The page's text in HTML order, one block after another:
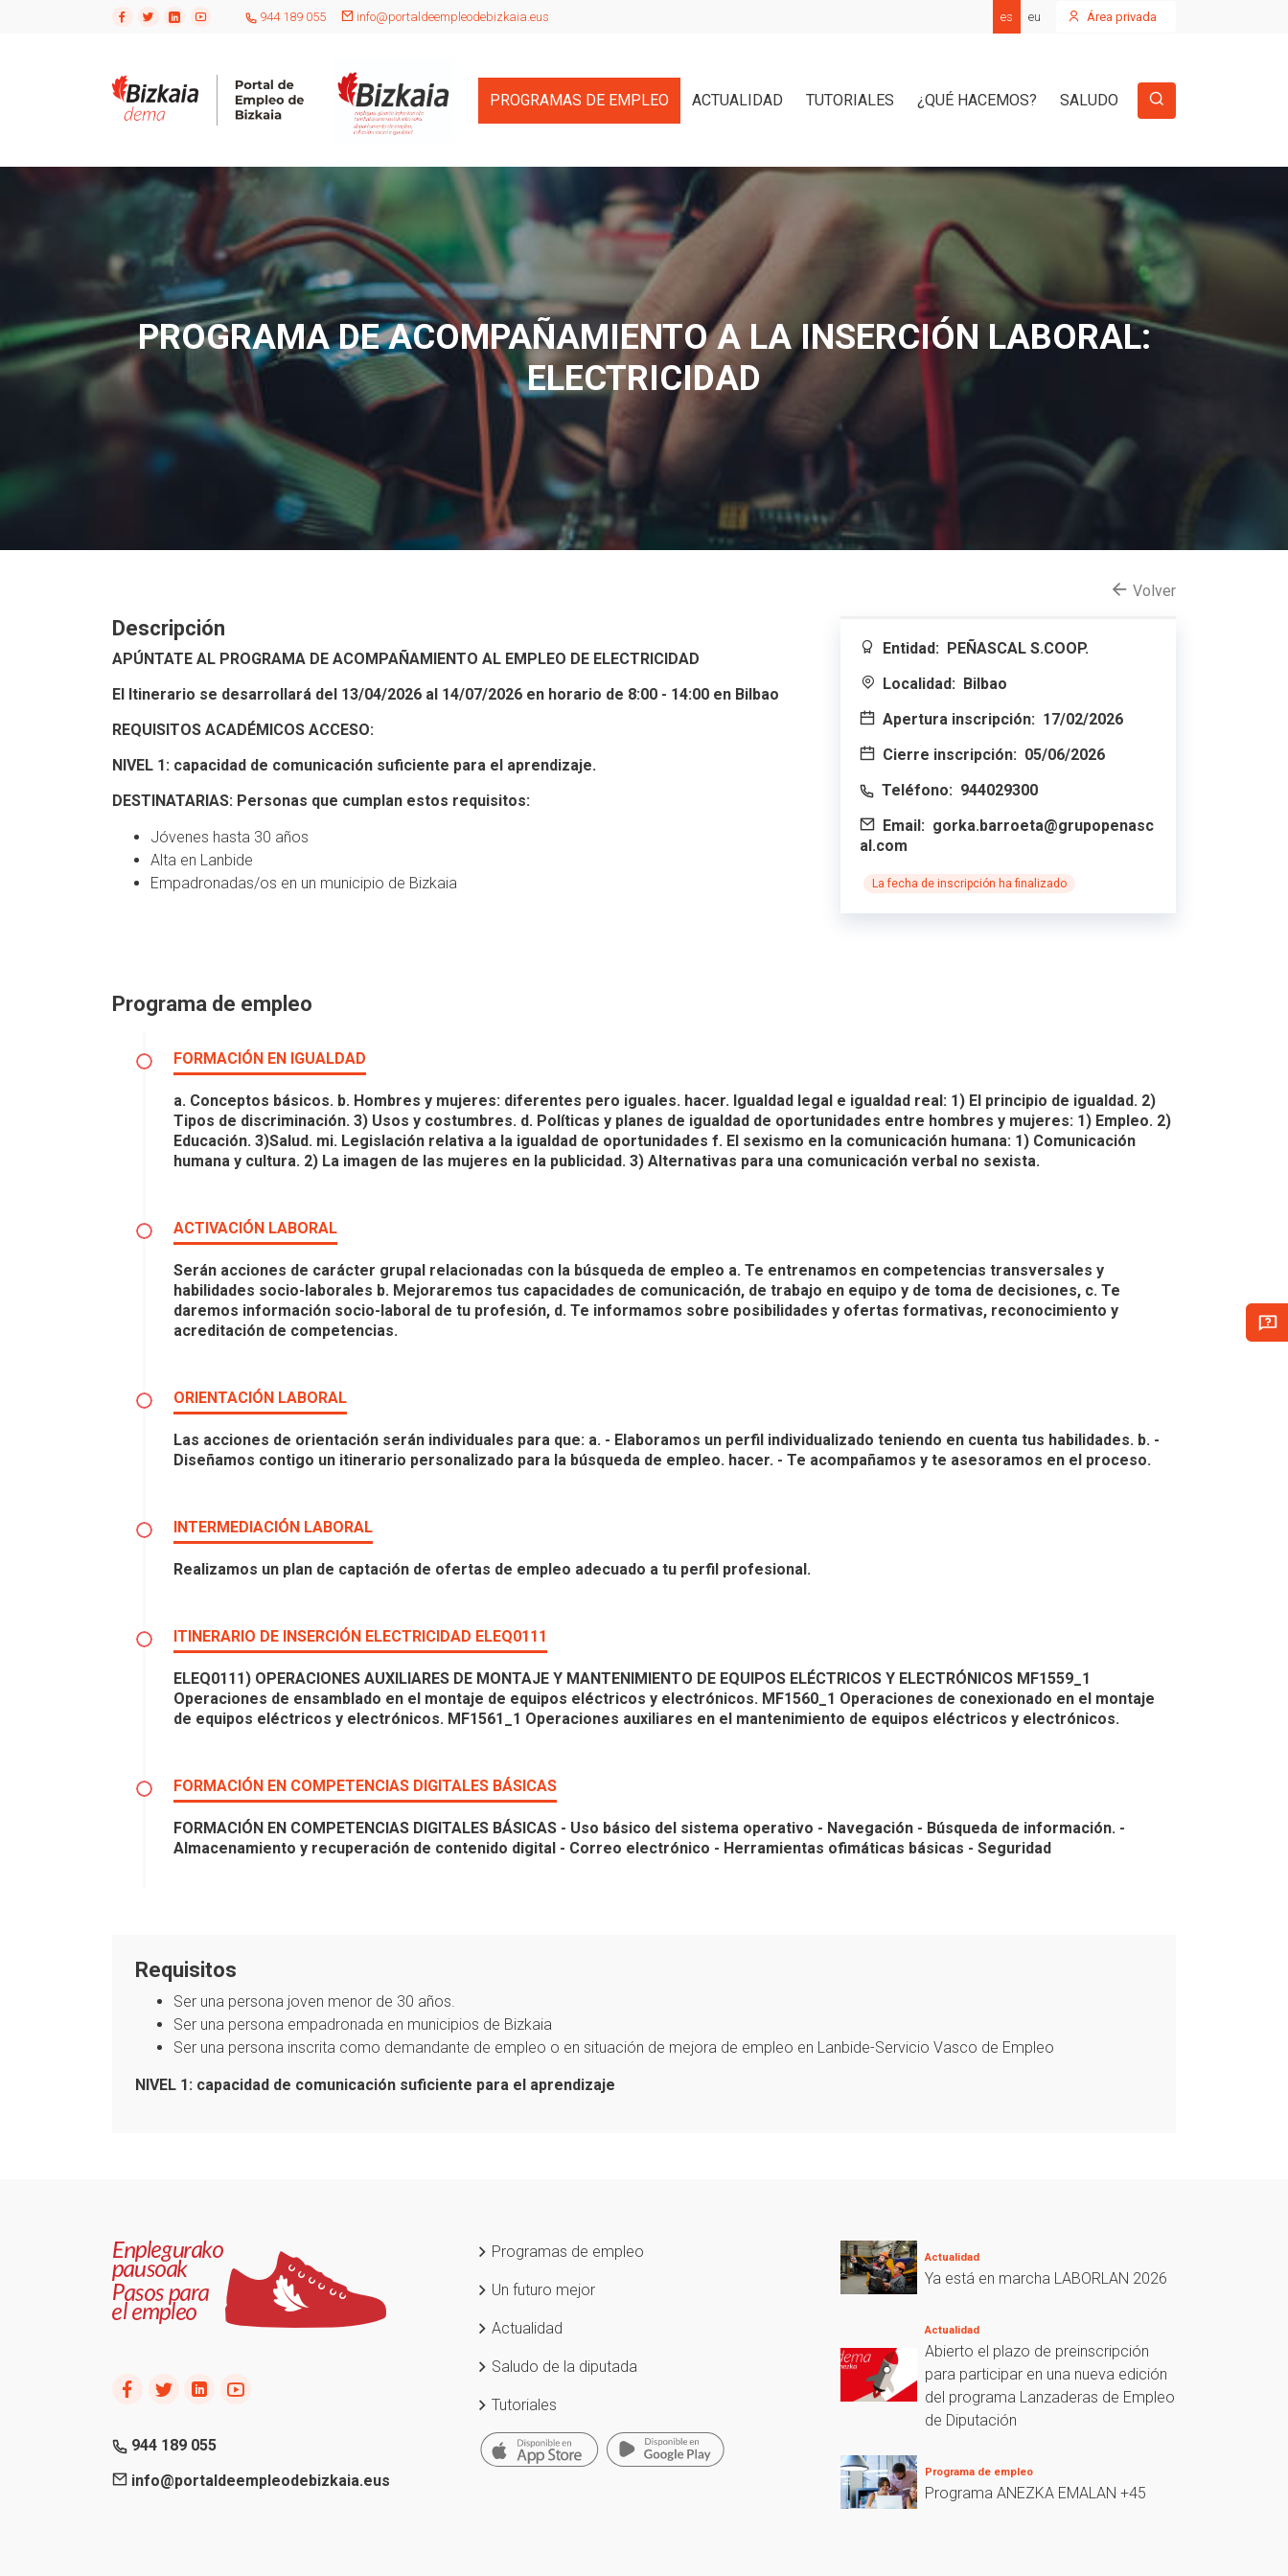
944 189 055 info@portaldeempleodebizkaia.eus es eu Área privada
PROGRAMAS DE EMPLEO ACTUALIDAD TUTORIALES ¿QUÉ HACEMOS? SALUDO
PROGRAMA DE ACOMPAÑAMIENTO A LA INSERCIÓN LABORAL:
ELECTRICIDAD
Volver
Descripción
APÚNTATE AL PROGRAMA DE ACOMPAÑAMIENTO AL EMPLEO DE ELECTRICIDAD
El Itinerario se desarrollará del 13/04/2026 al 14/07/2026 en horario de 8:00 - 14:00 en Bilbao
REQUISITOS ACADÉMICOS ACCESO:
NIVEL 1: capacidad de comunicación suficiente para el aprendizaje.
DESTINATARIAS: Personas que cumplan estos requisitos:
Jóvenes hasta 30 años
Alta en Lanbide
Empadronadas/os en un municipio de Bizkaia
Entidad: PEÑASCAL S.COOP.
Localidad: Bilbao
Apertura inscripción: 17/02/2026
Cierre inscripción: 05/06/2026
Teléfono: 944029300
Email: gorka.barroeta@grupopenasc
al.com
La fecha de inscripción ha finalizado
Programa de empleo
FORMACIÓN EN IGUALDAD
a. Conceptos básicos. b. Hombres y mujeres: diferentes pero iguales. hacer. Igualdad legal e igualdad real: 1) El principio de igualdad. 2)
Tipos de discriminación. 3) Usos y costumbres. d. Políticas y planes de igualdad de oportunidades entre hombres y mujeres: 1) Empleo. 2)
Educación. 3)Salud. mi. Legislación relativa a la igualdad de oportunidades f. El sexismo en la comunicación humana: 1) Comunicación
humana y cultura. 2) La imagen de las mujeres en la publicidad. 3) Alternativas para una comunicación verbal no sexista.
ACTIVACIÓN LABORAL
Serán acciones de carácter grupal relacionadas con la búsqueda de empleo a. Te entrenamos en competencias transversales y
habilidades socio-laborales b. Mejoraremos tus capacidades de comunicación, de trabajo en equipo y de toma de decisiones, c. Te
daremos información socio-laboral de tu profesión, d. Te informamos sobre posibilidades y ofertas formativas, reconocimiento y
acreditación de competencias.
ORIENTACIÓN LABORAL
Las acciones de orientación serán individuales para que: a. - Elaboramos un perfil individualizado teniendo en cuenta tus habilidades. b. -
Diseñamos contigo un itinerario personalizado para la búsqueda de empleo. hacer. - Te acompañamos y te asesoramos en el proceso.
INTERMEDIACIÓN LABORAL
Realizamos un plan de captación de ofertas de empleo adecuado a tu perfil profesional.
ITINERARIO DE INSERCIÓN ELECTRICIDAD ELEQ0111
ELEQ0111) OPERACIONES AUXILIARES DE MONTAJE Y MANTENIMIENTO DE EQUIPOS ELÉCTRICOS Y ELECTRÓNICOS MF1559_1
Operaciones de ensamblado en el montaje de equipos eléctricos y electrónicos. MF1560_1 Operaciones de conexionado en el montaje
de equipos eléctricos y electrónicos. MF1561_1 Operaciones auxiliares en el mantenimiento de equipos eléctricos y electrónicos.
FORMACIÓN EN COMPETENCIAS DIGITALES BÁSICAS
FORMACIÓN EN COMPETENCIAS DIGITALES BÁSICAS - Uso básico del sistema operativo - Navegación - Búsqueda de información. -
Almacenamiento y recuperación de contenido digital - Correo electrónico - Herramientas ofimáticas básicas - Seguridad
Requisitos
Ser una persona joven menor de 30 años.
Ser una persona empadronada en municipios de Bizkaia
Ser una persona inscrita como demandante de empleo o en situación de mejora de empleo en Lanbide-Servicio Vasco de Empleo
NIVEL 1: capacidad de comunicación suficiente para el aprendizaje
944 189 055
info@portaldeempleodebizkaia.eus
Programas de empleo
Un futuro mejor
Actualidad
Saludo de la diputada
Tutoriales
Actualidad
Ya está en marcha LABORLAN 2026
Actualidad
Abierto el plazo de preinscripción
para participar en una nueva edición
del programa Lanzaderas de Empleo
de Diputación
Programa de empleo
Programa ANEZKA EMALAN +45